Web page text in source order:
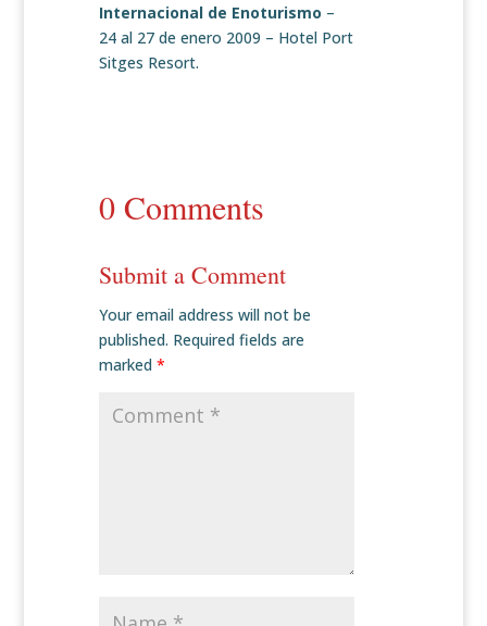
Internacional de Enoturismo –
24 al 27 de enero 2009 – Hotel Port
Sitges Resort.
0 Comments
Submit a Comment
Your email address will not be
published. Required fields are
marked *